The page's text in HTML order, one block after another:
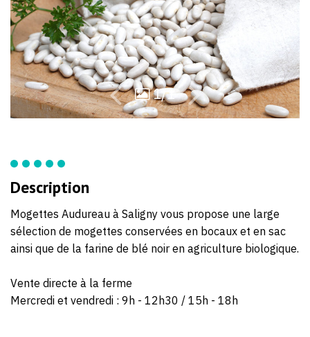
1/1
Description
Mogettes Audureau à Saligny vous propose une large
sélection de mogettes conservées en bocaux et en sac
ainsi que de la farine de blé noir en agriculture biologique.
Vente directe à la ferme
Mercredi et vendredi : 9h - 12h30 / 15h - 18h